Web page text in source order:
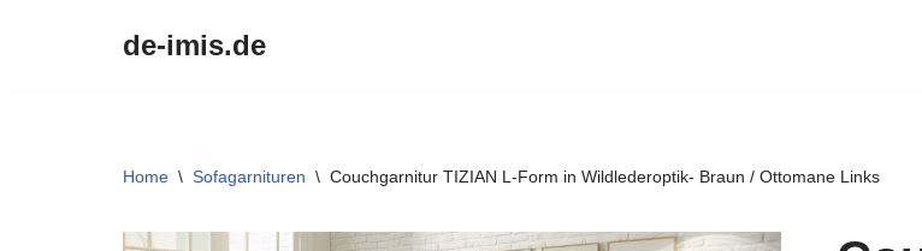
de-imis.de
Home \ Sofagarnituren \ Couchgarnitur TIZIAN L-Form in Wildlederoptik- Braun / Ottomane Links